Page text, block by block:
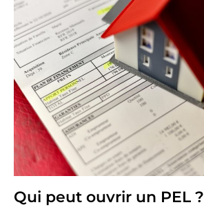
Qui peut ouvrir un PEL ?